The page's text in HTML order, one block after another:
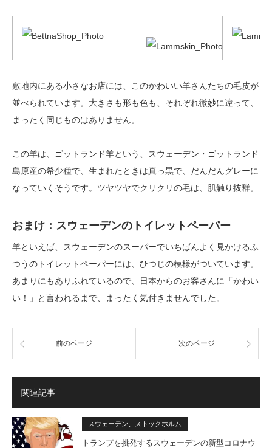
敷地内にある小さなお店には、このかわいい羊さんたちの毛皮が
並べられています。大きさも形も色も、それぞれ微妙に違って、
まったく同じものはありません。
この羊は、ゴットランド羊という、スウェーデン・ゴットランド
島原産の希少種で、生まれたときは真っ黒で、だんだんグレーに
なっていくそうです。ツヤツヤでクリクリの毛は、肌触り抜群。
おまけ：スウェーデンのトイレットペーパー
羊といえば、スウェーデンのスーパーでいちばんよく見かけるふ
つうのトイレットペーパーには、ひつじの模様がついています。
あまりにもありふれているので、日本からのお客さんに「かわい
い！」と言われるまで、まったく気付きませんでした。
前のページ 次のページ
関連記事
スウェーデン、ストックホルム
トランプを挑発するスウェーデンの新型コロナウ